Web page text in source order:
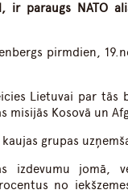
ir paraugs NATO
pirmdien,
Lietuvai par
misijās Kosovā un
grupas
izdevumu jomā,
no